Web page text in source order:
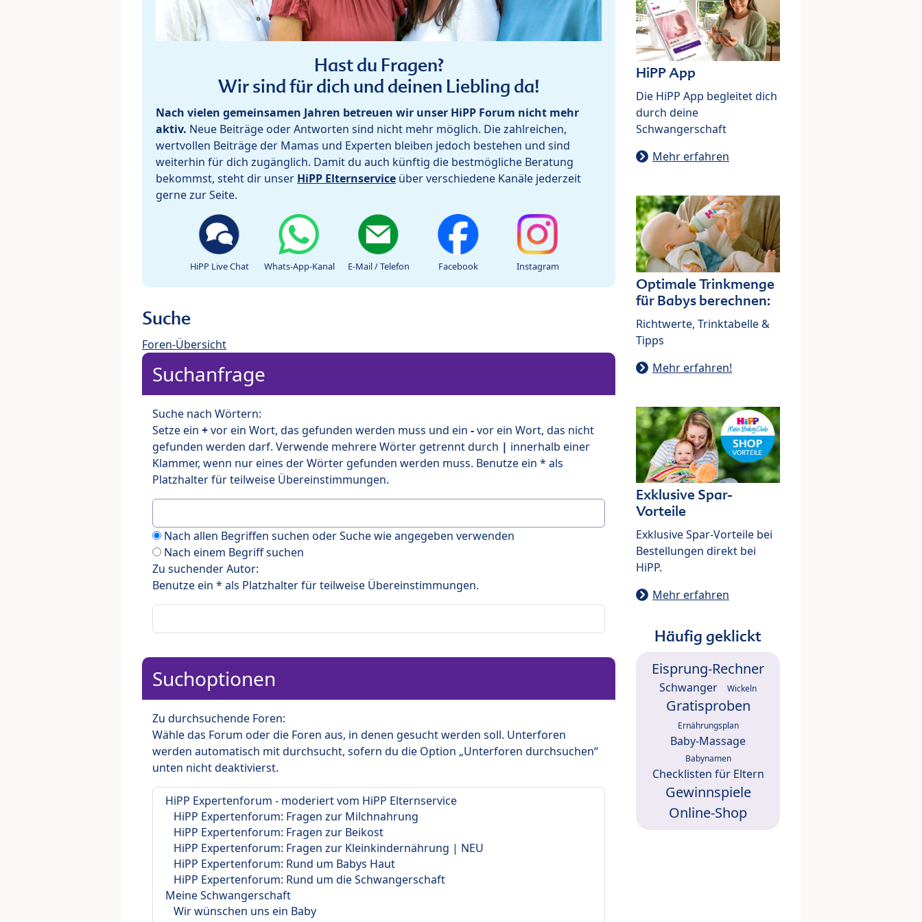
Hast du Fragen?
Wir sind für dich und deinen Liebling da!
Nach vielen gemeinsamen Jahren betreuen wir unser HiPP Forum nicht mehr
aktiv. Neue Beiträge oder Antworten sind nicht mehr möglich. Die zahlreichen,
wertvollen Beiträge der Mamas und Experten bleiben jedoch bestehen und sind
weiterhin für dich zugänglich. Damit du auch künftig die bestmögliche Beratung
bekommst, steht dir unser HiPP Elternservice über verschiedene Kanäle jederzeit
gerne zur Seite.
HiPP Live Chat Whats-App-Kanal E-Mail / Telefon Facebook Instagram
Suche
Foren-Übersicht
Suchanfrage
Suche nach Wörtern:
Setze ein +vor ein Wort, das gefunden werden muss und ein -vor ein Wort, das nicht
gefunden werden darf. Verwende mehrere Wörter getrennt durch | innerhalb einer
Klammer, wenn nur eines der Wörter gefunden werden muss. Benutze ein * als
Platzhalter für teilweise Übereinstimmungen.
Nach allen Begriffen suchen oder Suche wie angegeben verwenden
Nach einem Begriff suchen
Zu suchender Autor:
Benutze ein * als Platzhalter für teilweise Übereinstimmungen.
Suchoptionen
Zu durchsuchende Foren:
Wähle das Forum oder die Foren aus, in denen gesucht werden soll. Unterforen
werden automatisch mit durchsucht, sofern du die Option „Unterforen durchsuchen“
unten nicht deaktivierst.
HiPP App
Die HiPP App begleitet dich
durch deine
Schwangerschaft
Mehr erfahren
Optimale Trinkmenge
für Babys berechnen:
Richtwerte, Trinktabelle &
Tipps
Mehr erfahren!
Exklusive Spar-
Vorteile
Exklusive Spar-Vorteile bei
Bestellungen direkt bei
HiPP.
Mehr erfahren
Häufig geklickt
Eisprung-Rechner
Schwanger Wickeln
Gratisproben
Ernährungsplan
Baby-Massage
Babynamen
Checklisten für Eltern
Gewinnspiele
Online-Shop